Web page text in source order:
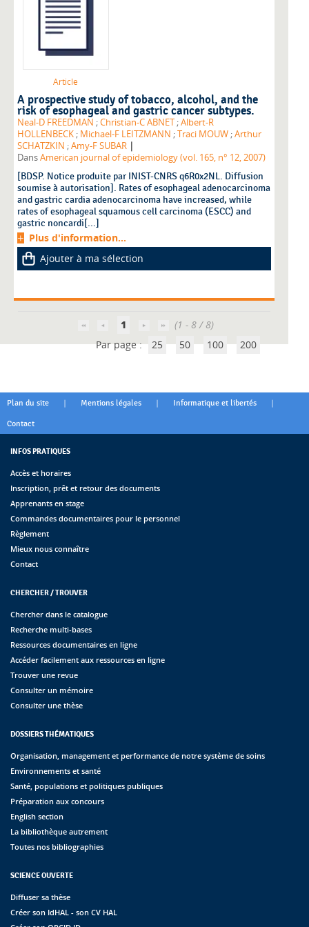
Article
A prospective study of tobacco, alcohol, and the
risk of esophageal and gastric cancer subtypes.
Neal-D FREEDMAN ;Christian-C ABNET ;Albert-R
HOLLENBECK ; Michael-F LEITZMANN ;Traci MOUW ;Arthur
SCHATZKIN ;Amy-F SUBAR |
DansAmerican journal of epidemiology (vol. 165, n° 12, 2007)
[BDSP. Notice produite par INIST-CNRS q6R0x2NL. Diffusion
soumise à autorisation]. Rates of esophageal adenocarcinoma
and gastric cardia adenocarcinoma have increased, while
rates of esophageal squamous cell carcinoma (ESCC) and
gastric noncardi[...]
Plus d'information...
Ajouter à ma sélection
1
(1 - 8 / 8)
Par page : 25 50 100 200
Plan du site | Mentions légales | Informatique et libertés |
Contact
INFOS PRATIQUES
Accès et horaires
Inscription, prêt et retour des documents
Apprenants en stage
Commandes documentaires pour le personnel
Règlement
Mieux nous connaître
Contact
CHERCHER / TROUVER
Chercher dans le catalogue
Recherche multi-bases
Ressources documentaires en ligne
Accéder facilement aux ressources en ligne
Trouver une revue
Consulter un mémoire
Consulter une thèse
DOSSIERS THÉMATIQUES
Organisation, management et performance de notre système de soins
Environnements et santé
Santé, populations et politiques publiques
Préparation aux concours
English section
La bibliothèque autrement
Toutes nos bibliographies
SCIENCE OUVERTE
Diffuser sa thèse
Créer son IdHAL - son CV HAL